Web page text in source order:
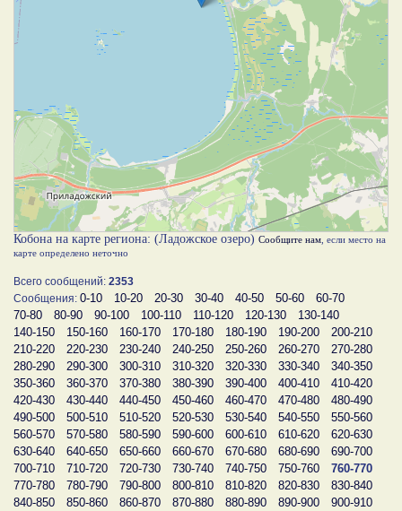
Кобона на карте региона: (Ладожское озеро) Сообщите нам , если место на
карте определено неточно
Всего сообщений: 2353
Сообщения: 0-10 10-20 20-30 30-40 40-50 50-60
60-70
70-80
80-90 90-100 100-110 110-120 120-130
130-140
140-150
150-160 160-170 170-180 180-190 190-200
200-210
210-220
220-230 230-240 240-250 250-260 260-270
270-280
280-290
290-300 300-310 310-320 320-330 330-340
340-350
350-360
360-370 370-380 380-390 390-400 400-410
410-420
420-430
430-440 440-450 450-460 460-470 470-480
480-490
490-500
500-510 510-520 520-530 530-540 540-550
550-560
560-570
570-580 580-590 590-600 600-610 610-620
620-630
630-640
640-650 650-660 660-670 670-680 680-690
690-700
700-710
710-720 720-730 730-740 740-750 750-760
760-770
770-780
780-790 790-800 800-810 810-820 820-830
830-840
840-850
850-860 860-870 870-880 880-890 890-900
900-910